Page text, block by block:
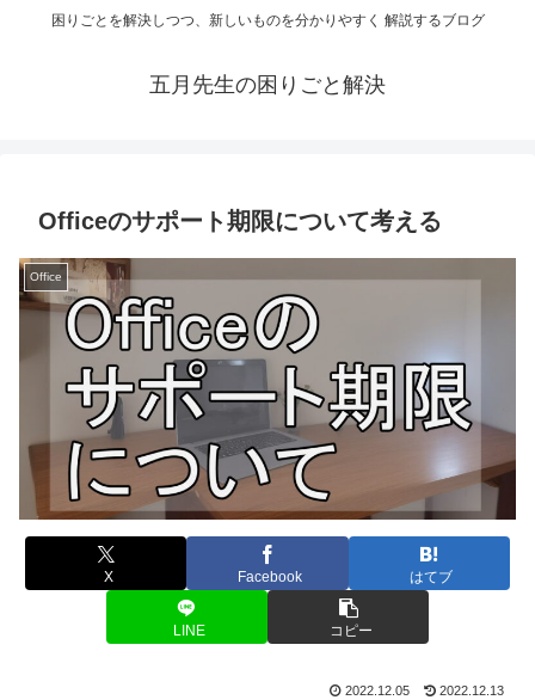
困りごとを解決しつつ、新しいものを分かりやすく 解説するブログ
五月先生の困りごと解決
Officeのサポート期限について考える
Office
X Facebook はてブ
LINE コピー
2022.12.05 2022.12.13